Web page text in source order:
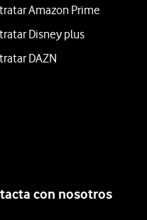
Amazon Prime
Disney plus
DAZN
con nosotros